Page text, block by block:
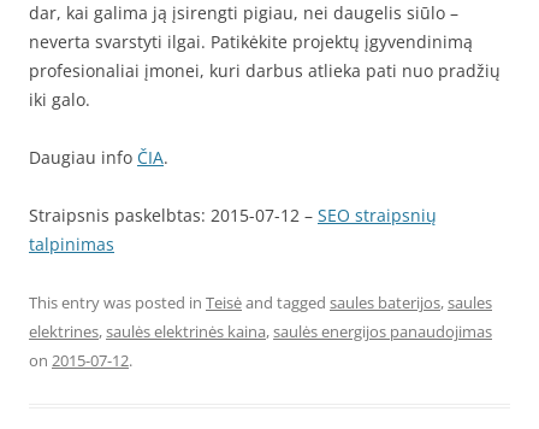
dar, kai galima ją įsirengti pigiau, nei daugelis siūlo –
neverta svarstyti ilgai. Patikėkite projektų įgyvendinimą
profesionaliai įmonei, kuri darbus atlieka pati nuo pradžių
iki galo.
Daugiau info ČIA.
Straipsnis paskelbtas: 2015-07-12 – SEO straipsnių
talpinimas
This entry was posted in Teisėand tagged saules baterijos,saules
elektrines,saulės elektrinės kaina,saulės energijos panaudojimas
on 2015-07-12.